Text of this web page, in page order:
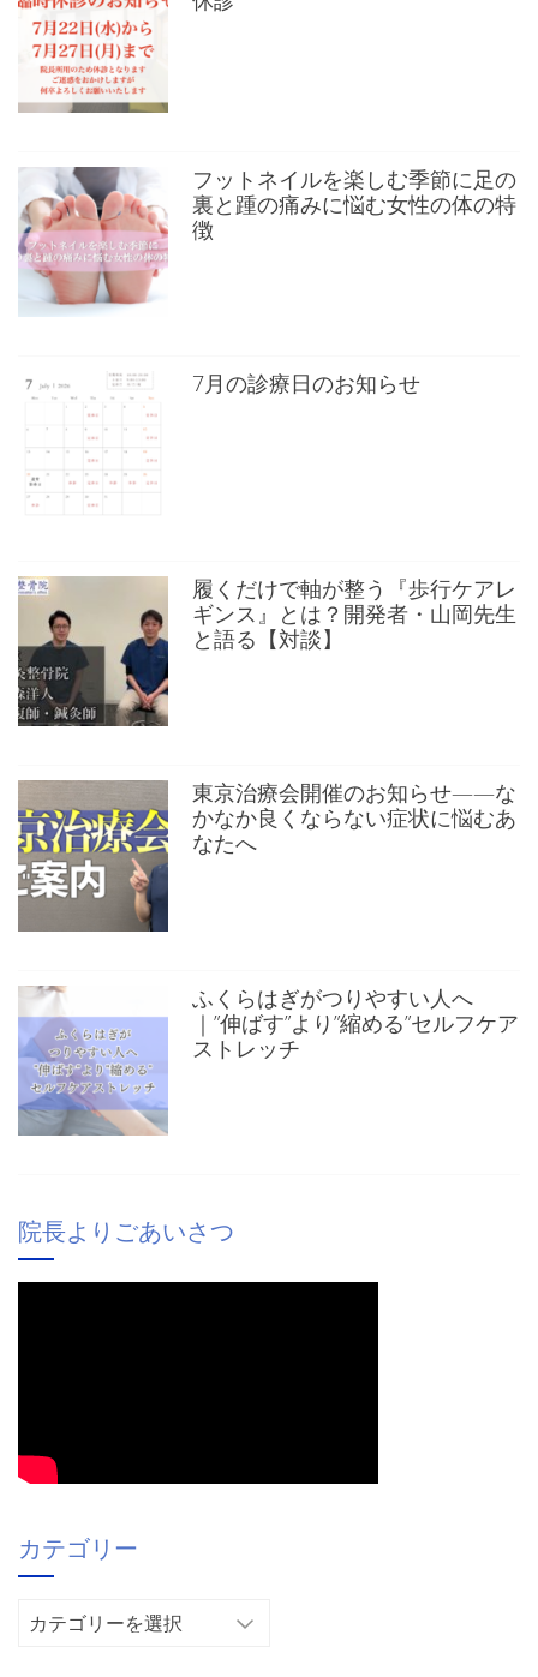
フットネイルを楽しむ季節に足の
裏と踵の痛みに悩む女性の体の特
徴
7月の診療日のお知らせ
履くだけで軸が整う『歩行ケアレ
ギンス』とは？開発者・山岡先生
と語る【対談】
東京治療会開催のお知らせ——な
かなか良くならない症状に悩むあ
なたへ
ふくらはぎがつりやすい人へ
｜”伸ばす”より”縮める”セルフケア
ストレッチ
院長よりごあいさつ
カテゴリー